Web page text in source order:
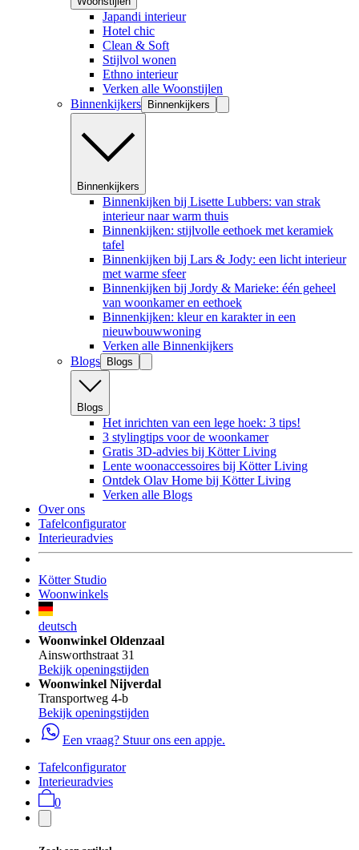
Japandi interieur
Hotel chic
Clean & Soft
Stijlvol wonen
Ethno interieur
Verken alle Woonstijlen
Binnenkijkers
Binnenkijkers
Binnenkijkers
Binnenkijken bij Lisette Lubbers: van strak
interieur naar warm thuis
Binnenkijken: stijlvolle eethoek met keramiek
tafel
Binnenkijken bij Lars & Jody: een licht interieur
met warme sfeer
Binnenkijken bij Jordy & Marieke: één geheel
van woonkamer en eethoek
Binnenkijken: kleur en karakter in een
nieuwbouwwoning
Verken alle Binnenkijkers
Blogs
Blogs
Blogs
Het inrichten van een lege hoek: 3 tips!
3 stylingtips voor de woonkamer
Gratis 3D-advies bij Kötter Living
Lente woonaccessoires bij Kötter Living
Ontdek Olav Home bij Kötter Living
Verken alle Blogs
Over ons
Tafelconfigurator
Interieuradvies
Kötter Studio
Woonwinkels
deutsch
Woonwinkel Oldenzaal
Ainsworthstraat 31
Bekijk openingstijden
Woonwinkel Nijverdal
Transportweg 4-b
Bekijk openingstijden
Een vraag? Stuur ons een appje.
Tafelconfigurator
Interieuradvies
0